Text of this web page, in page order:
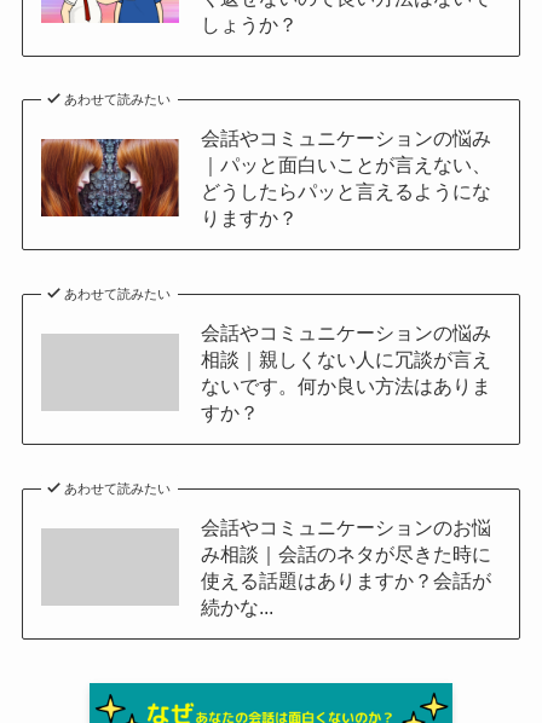
しょうか？
あわせて読みたい
会話やコミュニケーションの悩み
｜パッと面白いことが言えない、
どうしたらパッと言えるようにな
りますか？
あわせて読みたい
会話やコミュニケーションの悩み
相談｜親しくない人に冗談が言え
ないです。何か良い方法はありま
すか？
あわせて読みたい
会話やコミュニケーションのお悩
み相談｜会話のネタが尽きた時に
使える話題はありますか？会話が
続かな...